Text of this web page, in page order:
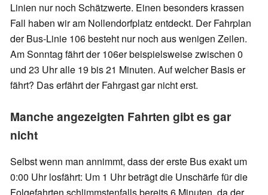
Linien nur noch Schätzwerte. Einen besonders krassen
Fall haben wir am Nollendorfplatz entdeckt. Der Fahrplan
der Bus-Linie 106 besteht nur noch aus wenigen Zeilen.
Am Sonntag fährt der 106er beispielsweise zwischen 0
und 23 Uhr alle 19 bis 21 Minuten. Auf welcher Basis er
fährt? Das erfährt der Fahrgast gar nicht erst.
Manche angezeigten Fahrten gibt es gar
nicht
Selbst wenn man annimmt, dass der erste Bus exakt um
0:00 Uhr losfährt: Um 1 Uhr beträgt die Unschärfe für die